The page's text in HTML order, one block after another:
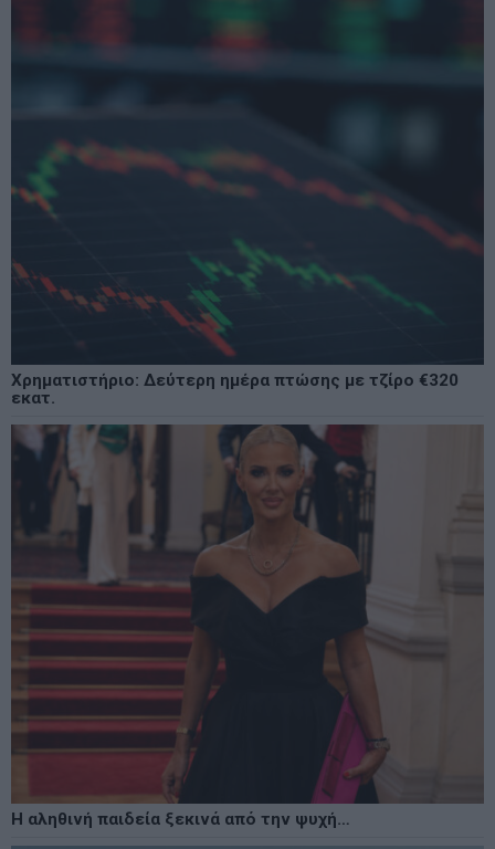
Χρηματιστήριο: Δεύτερη ημέρα πτώσης με τζίρο €320
εκατ.
Η αληθινή παιδεία ξεκινά από την ψυχή…